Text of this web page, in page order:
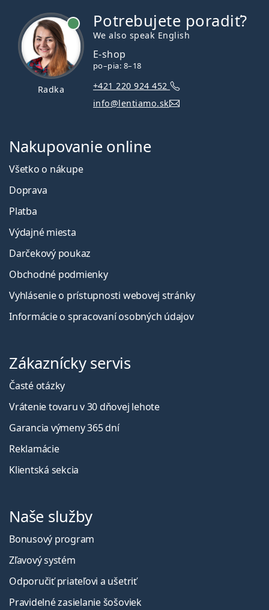
Radka
Potrebujete poradiť?
We also speak English
E-shop
po–pia: 8–18
+421 220 924 452
info@lentiamo.sk
Nakupovanie online
Všetko o nákupe
Doprava
Platba
Výdajné miesta
Darčekový poukaz
Obchodné podmienky
Vyhlásenie o prístupnosti webovej stránky
Informácie o spracovaní osobných údajov
Zákaznícky servis
Časté otázky
Vrátenie tovaru v 30 dňovej lehote
Garancia výmeny 365 dní
Reklamácie
Klientská sekcia
Naše služby
Bonusový program
Zľavový systém
Odporučiť priateľovi a ušetriť
Pravidelné zasielanie šošoviek